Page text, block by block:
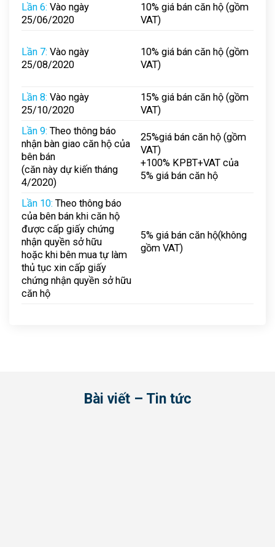
Lần 6: Vào ngày
25/06/2020
10% giá bán căn hộ (gồm
VAT)
Lần 7: Vào ngày
25/08/2020
10% giá bán căn hộ (gồm
VAT)
Lần 8: Vào ngày
25/10/2020
15% giá bán căn hộ (gồm
VAT)
Lần 9: Theo thông báo
nhận bàn giao căn hộ của
bên bán
(căn này dự kiến tháng
4/2020)
25%giá bán căn hộ (gồm
VAT)
+100% KPBT+VAT của
5% giá bán căn hộ
Lần 10: Theo thông báo
của bên bán khi căn hộ
được cấp giấy chứng
nhận quyền sở hữu
hoặc khi bên mua tự làm
thủ tục xin cấp giấy
chứng nhận quyền sở hữu
căn hộ
5% giá bán căn hộ(không
gồm VAT)
Bài viết – Tin tức